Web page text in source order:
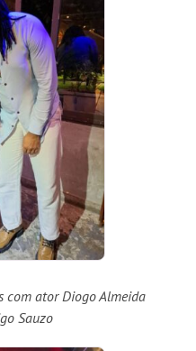
com ator Diogo Almeida
Sauzo